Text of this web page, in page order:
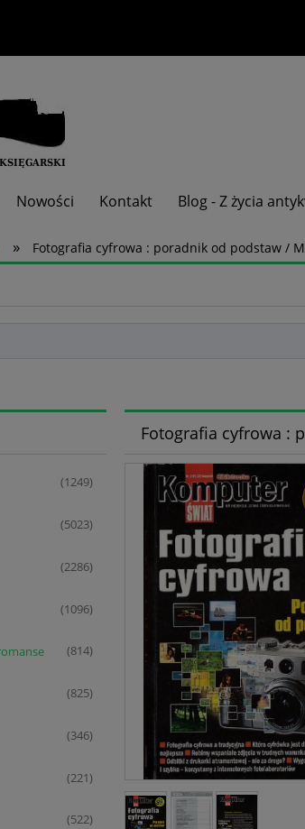
Nowości Kontakt Blog - Z życia
» Fotografia cyfrowa : poradnik od podstaw /
(1249)
(5023)
(2286)
(1096)
(814)
(825)
(346)
(221)
(522)
Fotografia cyfrowa :